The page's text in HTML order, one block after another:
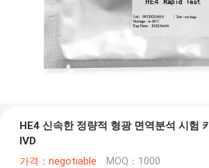
HE4 신속한 정량적 형광 면역분석 시험
IVD
가격：negotiable MOQ：1000